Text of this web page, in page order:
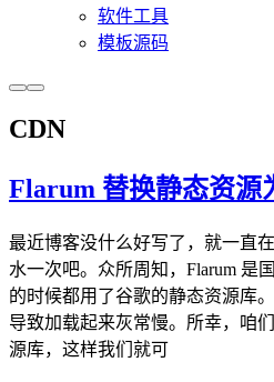
软件工具
模板源码
CDN
Flarum 替换静态资源
最近博客没什么好写了，就一直
水一次吧。众所周知，Flarum 是
的时候都用了谷歌的静态资源库
导致加载起来灰常慢。所幸，咱
源库，这样我们就可